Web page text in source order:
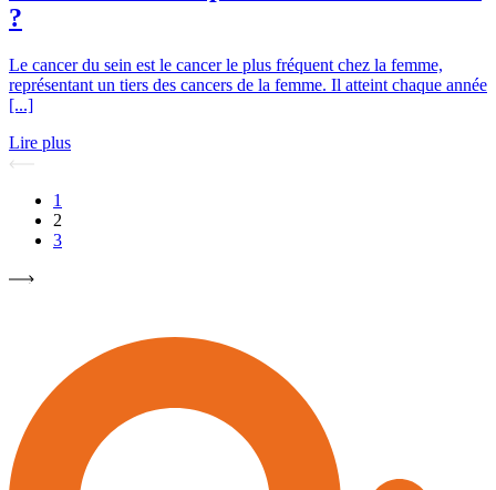
?
Le cancer du sein est le cancer le plus fréquent chez la femme,
représentant un tiers des cancers de la femme. Il atteint chaque année
[...]
Lire plus
1
2
3